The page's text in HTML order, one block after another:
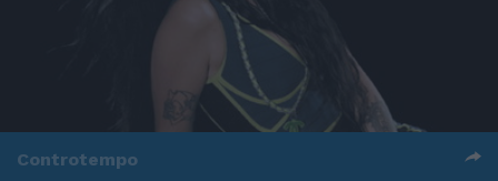
Controtempo